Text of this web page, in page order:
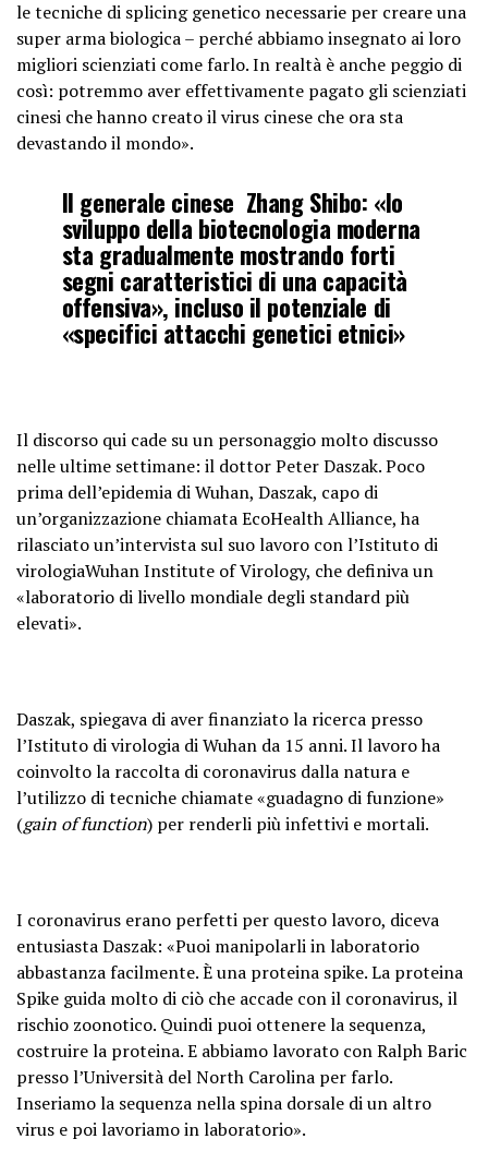
le tecniche di splicing genetico necessarie per creare una
super arma biologica – perché abbiamo insegnato ai loro
migliori scienziati come farlo. In realtà è anche peggio di
così: potremmo aver effettivamente pagato gli scienziati
cinesi che hanno creato il virus cinese che ora sta
devastando il mondo».
Il generale cinese Zhang Shibo: «lo
sviluppo della biotecnologia moderna
sta gradualmente mostrando forti
segni caratteristici di una capacità
offensiva», incluso il potenziale di
«specifici attacchi genetici etnici»
Il discorso qui cade su un personaggio molto discusso
nelle ultime settimane: il dottor Peter Daszak. Poco
prima dell’epidemia di Wuhan, Daszak, capo di
un’organizzazione chiamata EcoHealth Alliance, ha
rilasciato un’intervista sul suo lavoro con l’Istituto di
virologiaWuhan Institute of Virology, che definiva un
«laboratorio di livello mondiale degli standard più
elevati».
Daszak, spiegava di aver finanziato la ricerca presso
l’Istituto di virologia di Wuhan da 15 anni. Il lavoro ha
coinvolto la raccolta di coronavirus dalla natura e
l’utilizzo di tecniche chiamate «guadagno di funzione»
(gain of function) per renderli più infettivi e mortali.
I coronavirus erano perfetti per questo lavoro, diceva
entusiasta Daszak: «Puoi manipolarli in laboratorio
abbastanza facilmente. È una proteina spike. La proteina
Spike guida molto di ciò che accade con il coronavirus, il
rischio zoonotico. Quindi puoi ottenere la sequenza,
costruire la proteina. E abbiamo lavorato con Ralph Baric
presso l’Università del North Carolina per farlo.
Inseriamo la sequenza nella spina dorsale di un altro
virus e poi lavoriamo in laboratorio».